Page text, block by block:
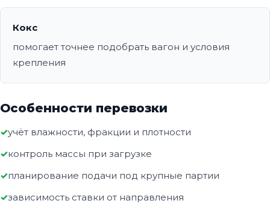
Кокс
помогает точнее подобрать вагон и условия
крепления
Особенности перевозки
учёт влажности, фракции и плотности
контроль массы при загрузке
планирование подачи под крупные партии
зависимость ставки от направления